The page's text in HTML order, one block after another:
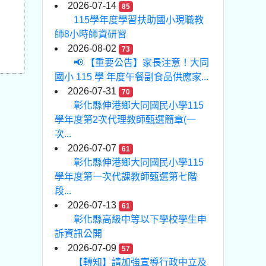
2026-07-14 85
115學年度學習扶助國小現職教
師8小時師資研習
2026-08-02
73
📢 【重要公告】家長注意！大同
國小 115 學 年度午餐副食品供應家...
2026-07-31
70
彰化縣伸港鄉大同國民小學115
學年度第2次代理教師甄選簡章(一
次...
2026-07-07
61
彰化縣伸港鄉大同國民小學115
學年度第一次代課教師甄選第七階
段...
2026-07-13
61
彰化縣高級中等以下學校學生申
訴資訊公開
2026-07-09
57
【轉知】請加強宣導行政中立及